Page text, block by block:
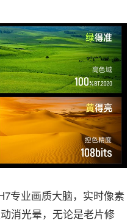
业画质大脑，实时像素
消光晕，无论是老片修